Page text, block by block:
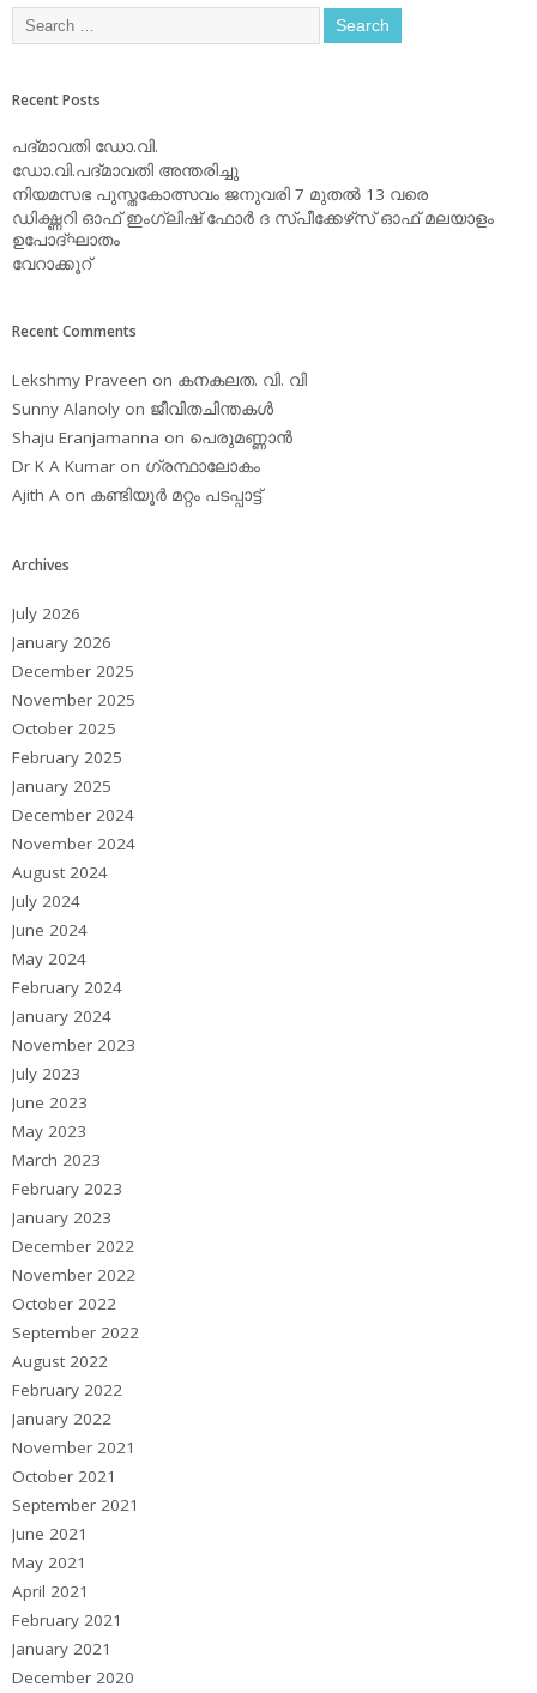
Recent Posts
പദ്മാവതി ഡോ.വി.
ഡോ.വി.പദ്മാവതി അന്തരിച്ചു
നിയമസഭ പുസ്തകോത്സവം ജനുവരി 7 മുതല്‍ 13 വരെ
ഡിക്ഷ്ണറി ഓഫ് ഇംഗ്ലിഷ് ഫോര്‍ ദ സ്പീക്കേഴ്‌സ് ഓഫ് മലയാളം
ഉപോദ്ഘാതം
വേറാക്കൂറ്
Recent Comments
Lekshmy Praveen on കനകലത. വി. വി
Sunny Alanoly on ജീവിതചിന്തകള്‍
Shaju Eranjamanna on പെരുമണ്ണാന്‍
Dr K A Kumar on ഗ്രന്ഥാലോകം
Ajith A on കണ്ടിയൂര്‍ മറ്റം പടപ്പാട്ട്‌
Archives
July 2026
January 2026
December 2025
November 2025
October 2025
February 2025
January 2025
December 2024
November 2024
August 2024
July 2024
June 2024
May 2024
February 2024
January 2024
November 2023
July 2023
June 2023
May 2023
March 2023
February 2023
January 2023
December 2022
November 2022
October 2022
September 2022
August 2022
February 2022
January 2022
November 2021
October 2021
September 2021
June 2021
May 2021
April 2021
February 2021
January 2021
December 2020